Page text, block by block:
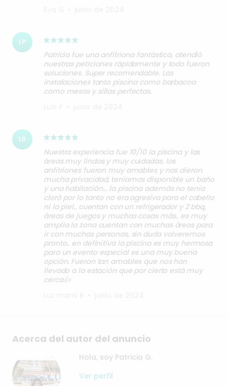
LP
Patricia fue una anfitriona fantástica, atendió
nuestras peticiones rápidamente y todo fueron
soluciones. Super recomendable. Las
instalaciones tanto piscina como barbacoa
LR
Nuestra experiencia fue 10/10 la piscina y las
áreas muy lindas y muy cuidadas, los
anfitriones fueron muy amables y nos dieron
mucha privacidad, teníamos disponible un baño
y una habitación… la piscina además no tenia
cloró por lo tanto no era agresiva para el cabello
ni la piel.. cuentan con un refrigerador y 2 bbq,
áreas de juegos y muchas cosas más.. es muy
amplia la zona cuentan con muchas áreas para
ir con muchas personas, sin duda volveremos
pronto.. en definitiva la piscina es muy hermosa
para un evento especial es una muy buena
opción. Fueron tan amables que nos han
llevado a la estación que por cierto está muy
cerca👍
Acerca del autor del anuncio
Hola, soy Patricia G.
Ver perfil